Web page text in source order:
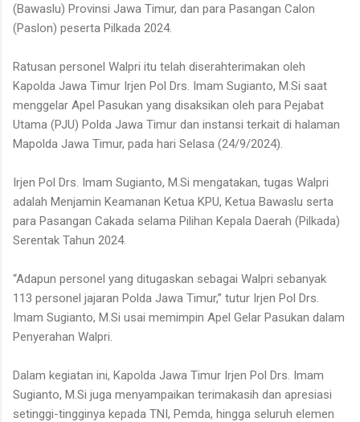
(Bawaslu) Provinsi Jawa Timur, dan para Pasangan Calon
(Paslon) peserta Pilkada 2024.
Ratusan personel Walpri itu telah diserahterimakan oleh
Kapolda Jawa Timur Irjen Pol Drs. Imam Sugianto, M.Si saat
menggelar Apel Pasukan yang disaksikan oleh para Pejabat
Utama (PJU) Polda Jawa Timur dan instansi terkait di halaman
Mapolda Jawa Timur, pada hari Selasa (24/9/2024).
Irjen Pol Drs. Imam Sugianto, M.Si mengatakan, tugas Walpri
adalah Menjamin Keamanan Ketua KPU, Ketua Bawaslu serta
para Pasangan Cakada selama Pilihan Kepala Daerah (Pilkada)
Serentak Tahun 2024.
“Adapun personel yang ditugaskan sebagai Walpri sebanyak
113 personel jajaran Polda Jawa Timur,” tutur Irjen Pol Drs.
Imam Sugianto, M.Si usai memimpin Apel Gelar Pasukan dalam
Penyerahan Walpri.
Dalam kegiatan ini, Kapolda Jawa Timur Irjen Pol Drs. Imam
Sugianto, M.Si juga menyampaikan terimakasih dan apresiasi
setinggi-tingginya kepada TNI, Pemda, hingga seluruh elemen